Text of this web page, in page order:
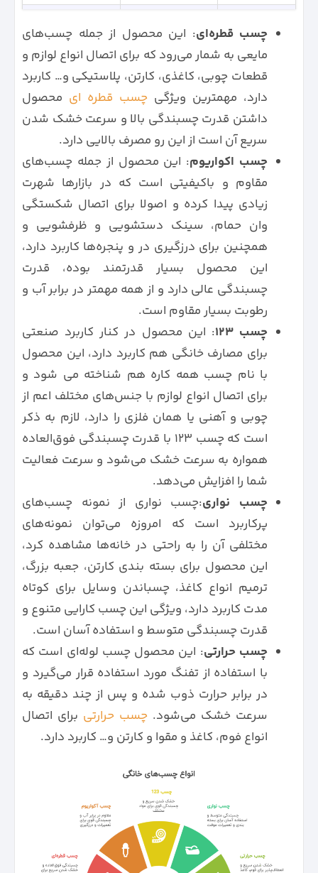
آکواریوم
چسبندگی قوی،
شفاف
درزگیری درزها،
آکواریوم
چسب 123
(ترموپلاست)
خشک شدن بسیار
سریع، چسبندگی
قوی، همه کاره
چسباندن چوب، فلز،
پلاستیک، سطوح
مختلف
چسبندگی متوسط،
استفاده آسان،
متنوع
تعمیر کاغذ،
چسباندن موقت
چسب حرارتی
نیاز به تفنگ چسب،
خشک شدن سریع،
انعطاف‌پذیر
چسباندن فوم،
کاغذ، مقوا، پارچه
چسب قطره‌ای: این محصول از جمله چسب‌های
مایعی به شمار می‌رود که برای اتصال انواع لوازم و
قطعات چوبی، کاغذی، کارتن، پلاستیکی و… کاربرد
دارد، مهمترین ویژگی‌ چسب قطره ای محصول
داشتن قدرت چسبندگی بالا و سرعت خشک شدن
سریع آن است از این رو مصرف بالایی دارد.
چسب اکواریوم: این محصول از جمله چسب‌های
مقاوم و باکیفیتی است که در بازارها شهرت
زیادی پیدا کرده و اصولا برای اتصال شکستگی
وان حمام، سینک دستشویی و ظرفشویی و
همچنین برای درزگیری در و پنجره‌ها کاربرد دارد،
این محصول بسیار قدرتمند بوده، قدرت
چسبندگی عالی دارد و از همه مهمتر در برابر آب و
رطوبت بسیار مقاوم است.
چسب 123
: این محصول در کنار کاربرد صنعتی
برای مصارف خانگی هم کاربرد دارد، این محصول
با نام چسب همه کاره هم شناخته می شود و
برای اتصال انواع لوازم با جنس‌های مختلف اعم از
چوبی و آهنی یا همان فلزی را دارد، لازم به ذکر
است که چسب 123 با قدرت چسبندگی فوق‌العاده
همواره به سرعت خشک می‌شود و سرعت فعالیت
شما را افزایش می‌دهد.
چسب نواری:چسب نواری از نمونه چسب‌های
پرکاربرد است که امروزه می‌توان نمونه‌های
مختلفی آن را به راحتی در خانه‌ها مشاهده کرد،
این محصول برای بسته بندی کارتن، جعبه بزرگ،
ترمیم انواع کاغذ، چسباندن وسایل برای کوتاه
مدت کاربرد دارد، ویژگی این چسب کارایی متنوع و
قدرت چسبندگی متوسط و استفاده آسان است.
چسب حرارتی: این محصول چسب لوله‌ای است که
با استفاده از تفنگ مورد استفاده قرار می‌گیرد و
در برابر حرارت ذوب شده و پس از چند دقیقه به
سرعت خشک می‌شود. چسب حرارتی برای اتصال
انواع فوم، کاغذ و مقوا و کارتن و… کاربرد دارد.